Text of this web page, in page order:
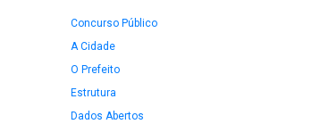
Concurso Público
A Cidade
O Prefeito
Estrutura
Dados Abertos